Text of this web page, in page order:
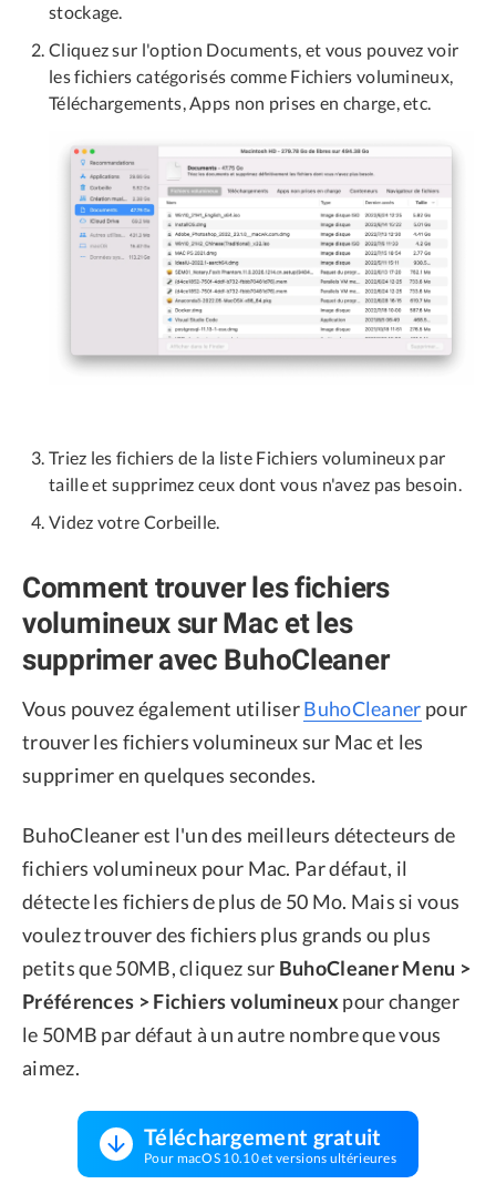
stockage.
Cliquez sur l'option Documents, et vous pouvez voir
les fichiers catégorisés comme Fichiers volumineux,
Téléchargements, Apps non prises en charge, etc.
Triez les fichiers de la liste Fichiers volumineux par
taille et supprimez ceux dont vous n'avez pas besoin.
Videz votre Corbeille.
Comment trouver les fichiers
volumineux sur Mac et les
supprimer avec BuhoCleaner
Vous pouvez également utiliserBuhoCleaner pour
trouver les fichiers volumineux sur Mac et les
supprimer en quelques secondes.
BuhoCleaner est l'un des meilleurs détecteurs de
fichiers volumineux pour Mac. Par défaut, il
détecte les fichiers de plus de 50 Mo. Mais si vous
voulez trouver des fichiers plus grands ou plus
petits que 50MB, cliquez sur BuhoCleaner Menu >
Préférences > Fichiers volumineux pour changer
le 50MB par défaut à un autre nombre que vous
aimez.
Téléchargement gratuit
Pour macOS 10.10 et versions ultérieures